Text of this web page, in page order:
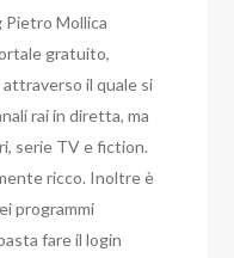
Pietro Mollica
gratuito,
il quale si
rai in diretta, ma
serie TV e fiction.
ricco. Inoltre è
programmi
fare il login